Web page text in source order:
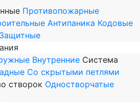
Противопожарные
Антипаника Кодовые
Защитные
Внутренние Система
Со скрытыми петлями
створок Одностворчатые